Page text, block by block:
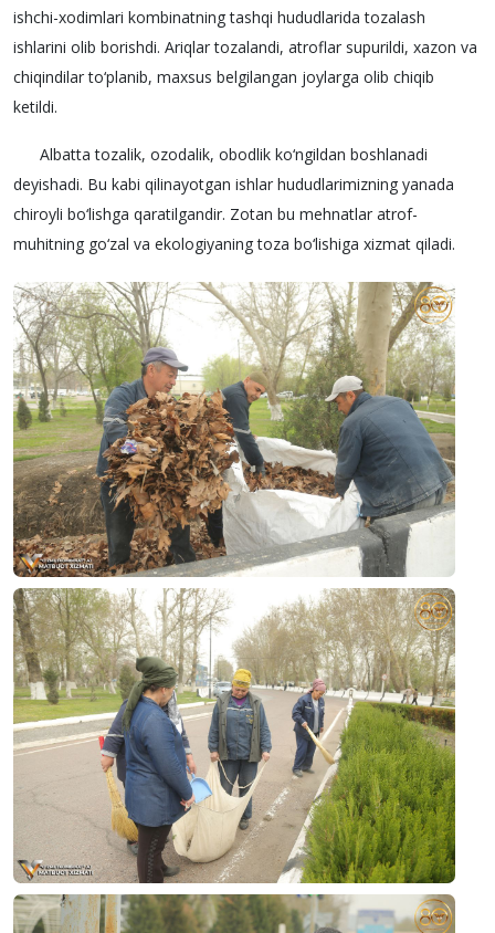
ishchi-xodimlari kombinatning tashqi hududlarida tozalash
ishlarini olib borishdi. Ariqlar tozalandi, atroflar supurildi, xazon va
chiqindilar to‘planib, maxsus belgilangan joylarga olib chiqib
ketildi.
Albatta tozalik, ozodalik, obodlik ko‘ngildan boshlanadi
deyishadi. Bu kabi qilinayotgan ishlar hududlarimizning yanada
chiroyli bo‘lishga qaratilgandir. Zotan bu mehnatlar atrof-
muhitning go‘zal va ekologiyaning toza bo‘lishiga xizmat qiladi.